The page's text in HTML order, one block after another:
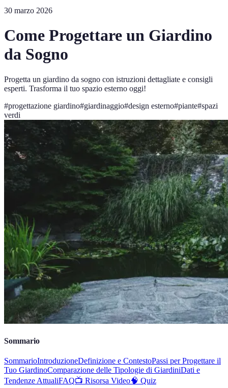
30 marzo 2026
Come Progettare un Giardino
da Sogno
Progetta un giardino da sogno con istruzioni dettagliate e consigli
esperti. Trasforma il tuo spazio esterno oggi!
#progettazione giardino#giardinaggio#design esterno#piante#spazi
verdi
Sommario
SommarioIntroduzioneDefinizione e ContestoPassi per Progettare il
Tuo GiardinoComparazione delle Tipologie di GiardiniDati e
Tendenze AttualiFAQ📺 Risorsa Video🧠 Quiz